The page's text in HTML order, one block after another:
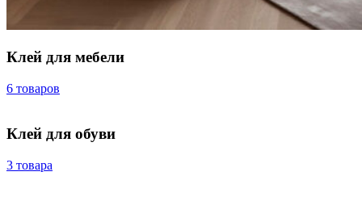
Клей для мебели
6 товаров
Клей для обуви
3 товара